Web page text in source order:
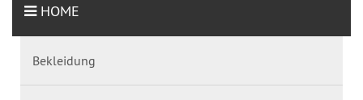
HOME
Bekleidung